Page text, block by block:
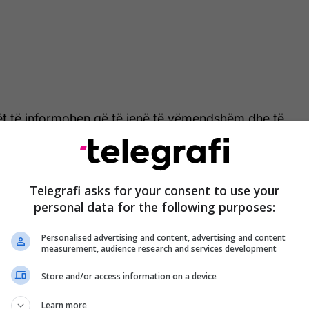
të informohen që të jenë të vëmendshëm dhe të
e ekipeve të angazhuara në terren gjatë
thuhet në njoftim.
e Bujqësisë ka njoftuar bletarët që gjatë datave të
nxjerrin bletët në kullosa.
të mos i nxjerrin bletët në kullosa gjatë
thuhet më tej në njoftim. /
Telegrafi asks for your consent to use your
personal data for the following purposes:
Personalised advertising and content, advertising and content
measurement, audience research and services development
Store and/or access information on a device
Learn more